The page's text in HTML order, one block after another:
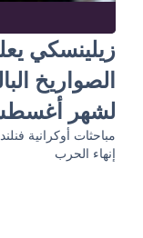
زيلينسكي
الصواريخ
لشهر
مباحثات أوكرانية
إنهاء الحرب